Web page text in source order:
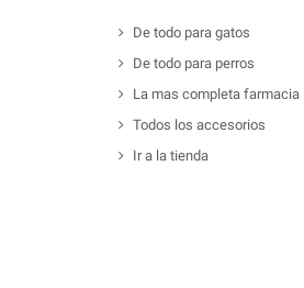
De todo para gatos
De todo para perros
La mas completa farmacia
Todos los accesorios
Ir a la tienda